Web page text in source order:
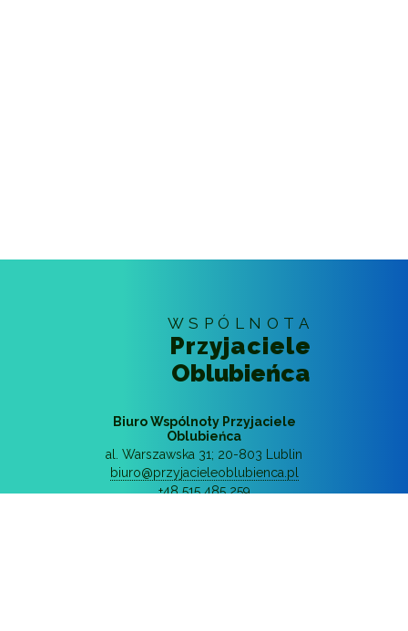
WSPÓLNOTA
Przyjaciele
Oblubieńca
Biuro Wspólnoty Przyjaciele
Oblubieńca
al. Warszawska 31; 20-803
Lublin
biuro@przyjacieleoblubienca.pl
+48 515 485 259